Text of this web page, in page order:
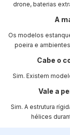
drone, baterias
A
Os modelos
poeira e
Cabe o
Sim. Existem
Vale a
Sim. A estrutura
hélices